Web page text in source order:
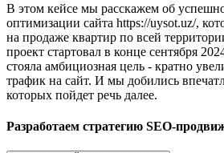
В этом кейсе мы расскажем об
оптимизации сайта https://uysot.uz/,
на продаже квартир по всей
проект стартовал в конце сентября
стояла амбициозная цель - кратно
трафик на сайт. И мы добились
которых пойдет речь далее.
Разработаем стратегию SEO-